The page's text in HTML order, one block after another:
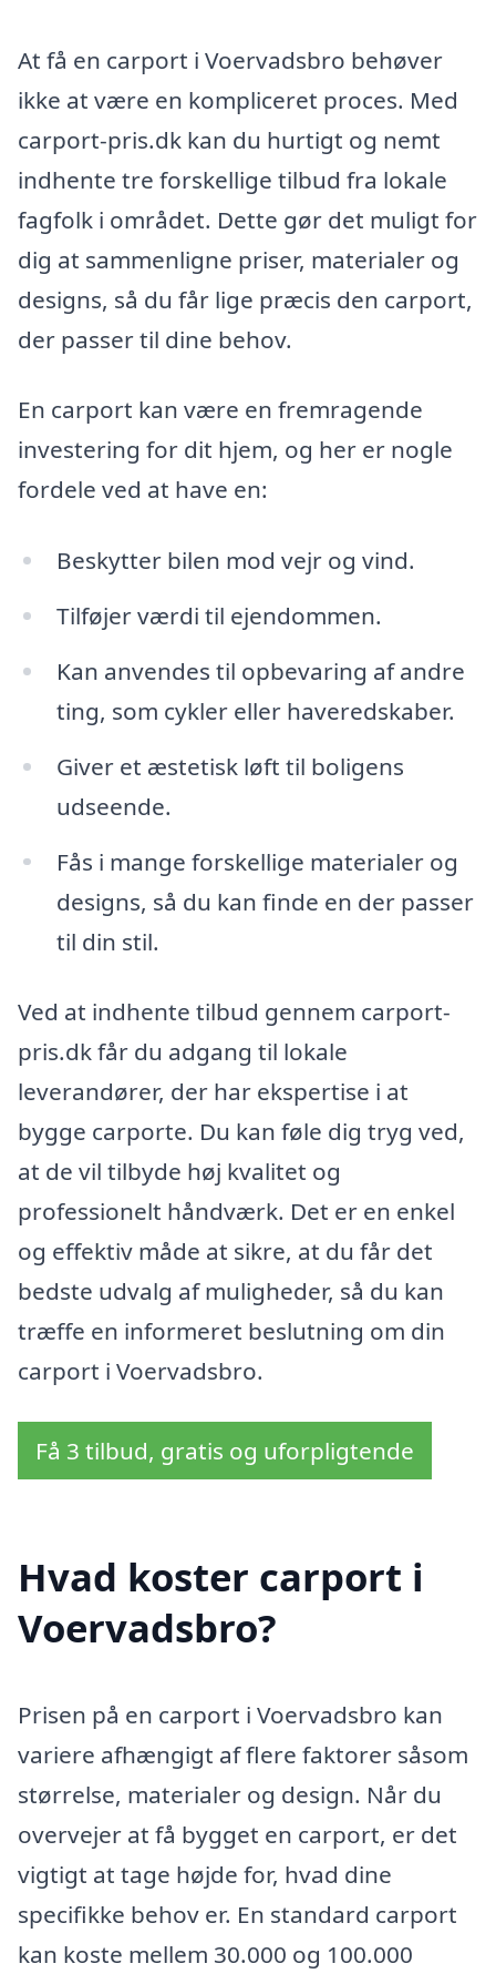
At få en carport i Voervadsbro behøver
ikke at være en kompliceret proces. Med
carport-pris.dk kan du hurtigt og nemt
indhente tre forskellige tilbud fra lokale
fagfolk i området. Dette gør det muligt for
dig at sammenligne priser, materialer og
designs, så du får lige præcis den carport,
der passer til dine behov.
En carport kan være en fremragende
investering for dit hjem, og her er nogle
fordele ved at have en:
Beskytter bilen mod vejr og vind.
Tilføjer værdi til ejendommen.
Kan anvendes til opbevaring af andre
ting, som cykler eller haveredskaber.
Giver et æstetisk løft til boligens
udseende.
Fås i mange forskellige materialer og
designs, så du kan finde en der passer
til din stil.
Ved at indhente tilbud gennem carport-
pris.dk får du adgang til lokale
leverandører, der har ekspertise i at
bygge carporte. Du kan føle dig tryg ved,
at de vil tilbyde høj kvalitet og
professionelt håndværk. Det er en enkel
og effektiv måde at sikre, at du får det
bedste udvalg af muligheder, så du kan
træffe en informeret beslutning om din
carport i Voervadsbro.
Få 3 tilbud, gratis og uforpligtende
Hvad koster carport i
Voervadsbro?
Prisen på en carport i Voervadsbro kan
variere afhængigt af flere faktorer såsom
størrelse, materialer og design. Når du
overvejer at få bygget en carport, er det
vigtigt at tage højde for, hvad dine
specifikke behov er. En standard carport
kan koste mellem 30.000 og 100.000